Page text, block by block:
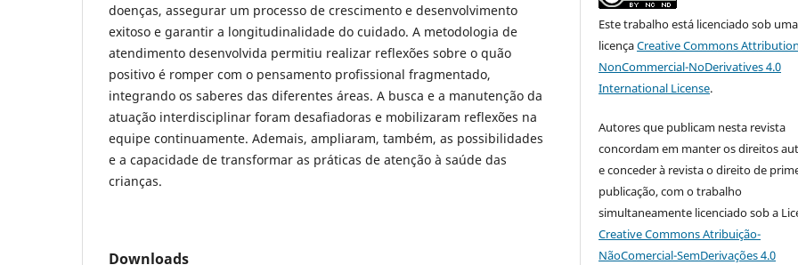
doenças, assegurar um processo de crescimento e desenvolvimento
exitoso e garantir a longitudinalidade do cuidado. A metodologia de
atendimento desenvolvida permitiu realizar reflexões sobre o quão
positivo é romper com o pensamento profissional fragmentado,
integrando os saberes das diferentes áreas. A busca e a manutenção da
atuação interdisciplinar foram desafiadoras e mobilizaram reflexões na
equipe continuamente. Ademais, ampliaram, também, as possibilidades
e a capacidade de transformar as práticas de atenção à saúde das
crianças.
Downloads
Este trabalho está licenciado sob uma
licençaCreative Commons
NonCommercial-NoDerivatives 4.0
International License.
Autores que publicam nesta revista
concordam em manter os direitos
e conceder à revista o direito de
publicação, com o trabalho
simultaneamente licenciado sob a
Creative Commons Atribuição-
NãoComercial-SemDerivações 4.0